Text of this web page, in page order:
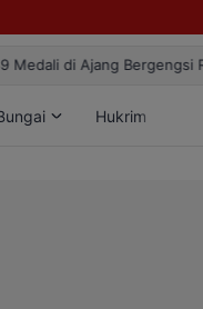
di Ajang Bergengsi
Hukrim